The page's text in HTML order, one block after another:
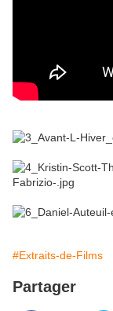
#Extraits-de-Films
Partager